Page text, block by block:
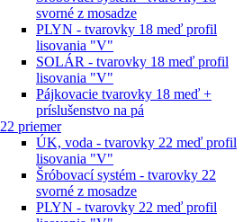
svorné z mosadze
PLYN - tvarovky 18 meď profil
lisovania "V"
SOLÁR - tvarovky 18 meď profil
lisovania "V"
Pájkovacie tvarovky 18 meď +
príslušenstvo na pá
22 priemer
ÚK, voda - tvarovky 22 meď profil
lisovania "V"
Šróbovací systém - tvarovky 22
svorné z mosadze
PLYN - tvarovky 22 meď profil